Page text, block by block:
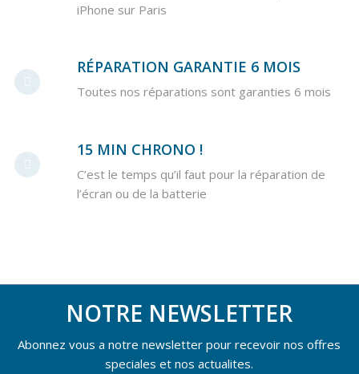
iPhone sur Paris
RÉPARATION GARANTIE 6 MOIS
Toutes nos réparations sont garanties 6 mois
15 MIN CHRONO !
C’est le temps qu’il faut pour la réparation de
l’écran ou de la batterie
NOTRE NEWSLETTER
Abonnez vous a notre newsletter pour recevoir nos offres
speciales et nos actualites.